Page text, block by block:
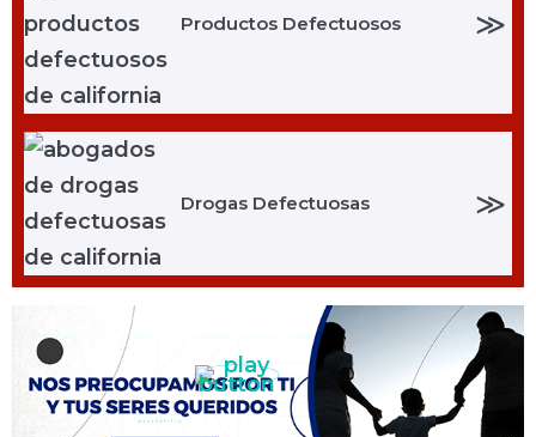
Productos Defectuosos ≫
Drogas Defectuosas ≫